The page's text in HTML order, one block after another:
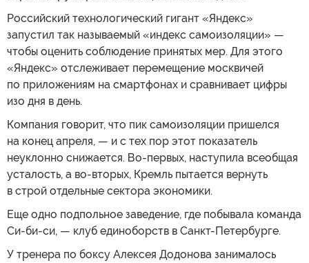
Российский технологический гигант «Яндекс»
запустил так называемый «индекс самоизоляции» —
чтобы оценить соблюдение принятых мер. Для этого
«Яндекс» отслеживает перемещение москвичей
по приложениям на смартфонах и сравнивает цифры
изо дня в день.
Компания говорит, что пик самоизоляции пришелся
на конец апреля, — и с тех пор этот показатель
неуклонно снижается. Во-первых, наступила всеобщая
усталость, а во-вторых, Кремль пытается вернуть
в строй отдельные сектора экономики.
Еще одно подпольное заведение, где побывала команда
Си-би-си, — клуб единоборств в Санкт-Петербурге.
У тренера по боксу Алексея Додонова занималось